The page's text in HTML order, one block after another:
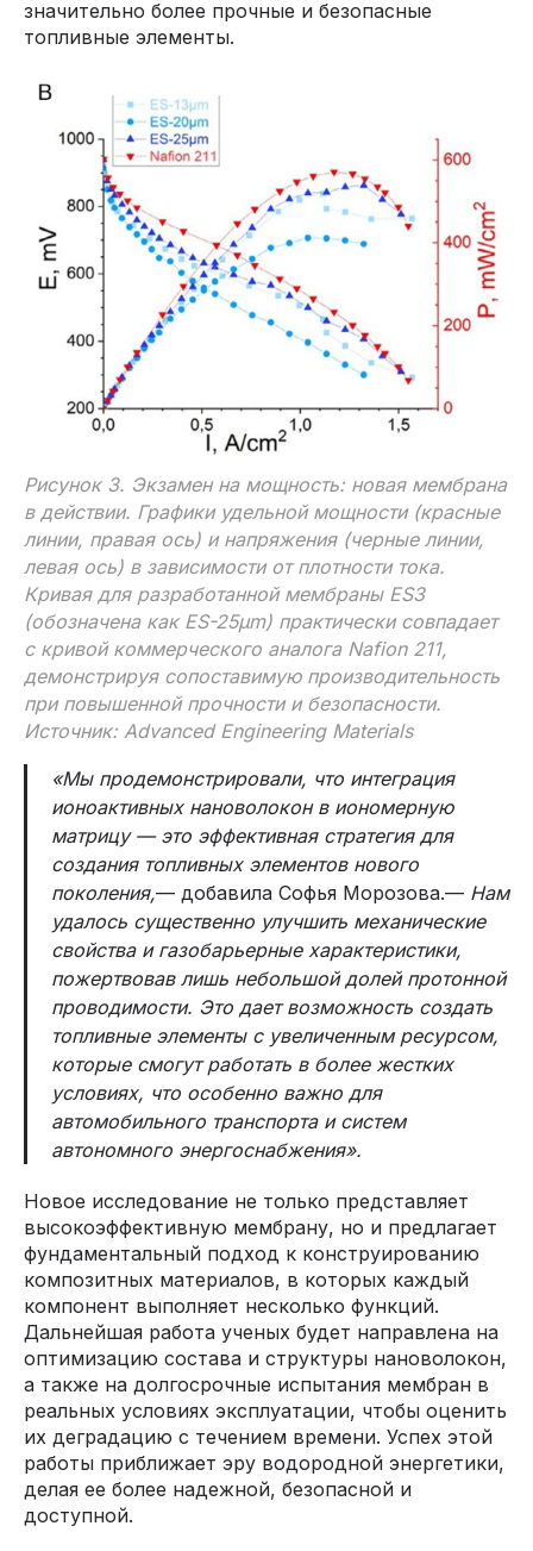
значительно более прочные и безопасные
топливные элементы.
Рисунок 3. Экзамен на мощность: новая мембрана
в действии. Графики удельной мощности (красные
линии, правая ось) и напряжения (черные линии,
левая ось) в зависимости от плотности тока.
Кривая для разработанной мембраны ES3
(обозначена как ES-25µm) практически совпадает
с кривой коммерческого аналога Nafion 211,
демонстрируя сопоставимую производительность
при повышенной прочности и безопасности.
Источник: Advanced Engineering Materials
«Мы продемонстрировали, что интеграция
ионоактивных нановолокон в иономерную
матрицу — это эффективная стратегия для
создания топливных элементов нового
поколения,— добавила Софья Морозова.— Нам
удалось существенно улучшить механические
свойства и газобарьерные характеристики,
пожертвовав лишь небольшой долей протонной
проводимости. Это дает возможность создать
топливные элементы с увеличенным ресурсом,
которые смогут работать в более жестких
условиях, что особенно важно для
автомобильного транспорта и систем
автономного энергоснабжения».
Новое исследование не только представляет
высокоэффективную мембрану, но и предлагает
фундаментальный подход к конструированию
композитных материалов, в которых каждый
компонент выполняет несколько функций.
Дальнейшая работа ученых будет направлена на
оптимизацию состава и структуры нановолокон,
а также на долгосрочные испытания мембран в
реальных условиях эксплуатации, чтобы оценить
их деградацию с течением времени. Успех этой
работы приближает эру водородной энергетики,
делая ее более надежной, безопасной и
доступной.